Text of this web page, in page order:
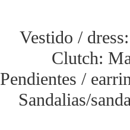
Vestido /
Clutch:
Pendientes /
Sandalias/